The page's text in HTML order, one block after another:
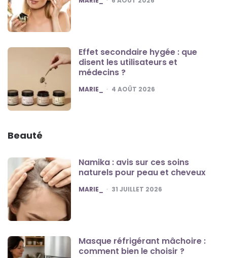
Effet secondaire hygée : que
disent les utilisateurs et
médecins ?
POSTED
MARIE_ 4 AOÛT 2026
Beauté
Namika : avis sur ces soins
naturels pour peau et cheveux
POSTED
MARIE_ 31 JUILLET 2026
Masque réfrigérant mâchoire :
comment bien le choisir ?